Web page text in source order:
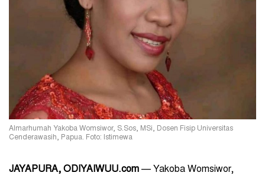
Almarhumah Yakoba Womsiwor, S.Sos, MSi, Dosen Fisip Universitas
Cenderawasih, Papua. Foto: Istimewa
JAYAPURA, ODIYAIWUU.com — Yakoba Womsiwor,